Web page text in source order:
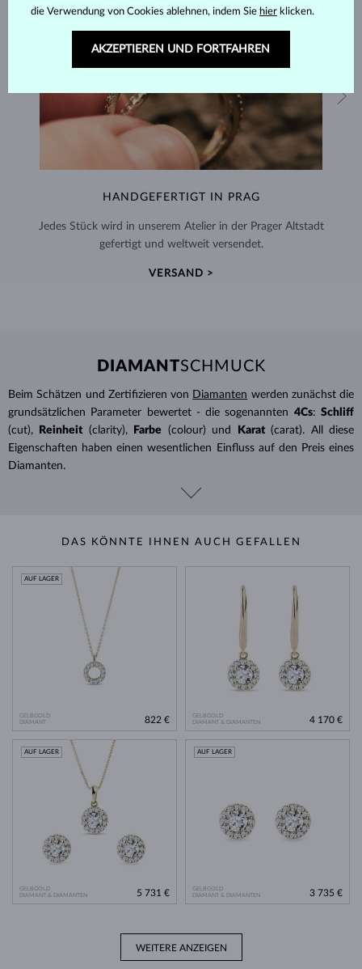
HANDGEFERTIGT IN PRAG
Jedes Stück wird in unserem Atelier in der Prager Altstadt
gefertigt und weltweit versendet.
VERSAND >
DIAMANTSCHMUCK
Beim Schätzen und Zertifizieren von Diamanten werden zunächst die
grundsätzlichen Parameter bewertet - die sogenannten 4Cs: Schliff
(cut),
Reinheit (clarity), Farbe (colour) und Karat (carat). All diese
Eigenschaften haben einen wesentlichen Einfluss auf den Preis eines
Diamanten.
DAS KÖNNTE IHNEN AUCH GEFALLEN
GELBGOLD
DIAMANT
AUF LAGER
822 €
GELBGOLD
DIAMANT & DIAMANTEN
4 170 €
GELBGOLD
DIAMANT & DIAMANTEN
AUF LAGER
5 731 €
GELBGOLD
DIAMANT & DIAMANTEN
AUF LAGER
3 735 €
WEITERE ANZEIGEN
die Verwendung von Cookies ablehnen, indem Sie hier klicken.
AKZEPTIEREN UND FORTFAHREN